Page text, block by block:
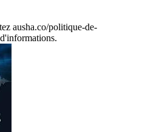
ausha.co/politique-de-